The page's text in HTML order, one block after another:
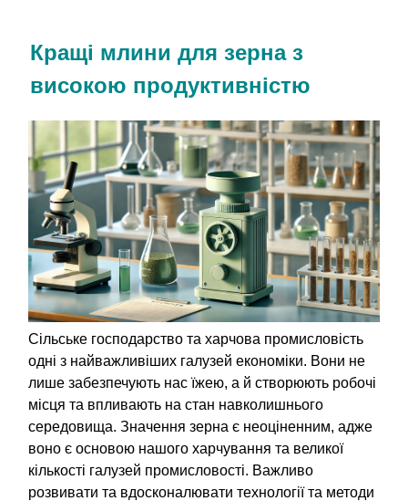
Кращі млини для зерна з
високою продуктивністю
Сільське господарство та харчова промисловість
одні з найважливіших галузей економіки. Вони не
лише забезпечують нас їжею, а й створюють робочі
місця та впливають на стан навколишнього
середовища. Значення зерна є неоціненним, адже
воно є основою нашого харчування та великої
кількості галузей промисловості. Важливо
розвивати та вдосконалювати технології та методи